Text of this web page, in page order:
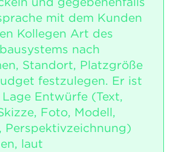
mit dem Kunden
Kollegen Art des
nach
Standort, Platzgröße
festzulegen. Er ist
Entwürfe (Text,
Foto, Modell,
Perspektivzeichnung)
laut